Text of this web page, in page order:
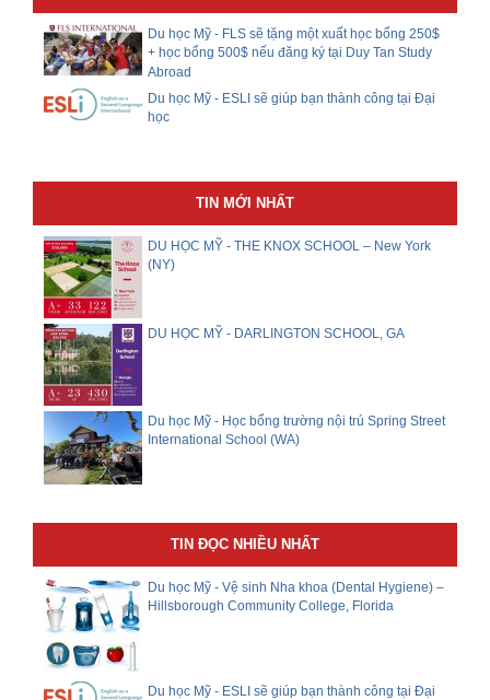
Du học Mỹ - FLS sẽ tặng một xuất học bổng 250$
+ học bổng 500$ nếu đăng ký tại Duy Tan Study
Abroad
Du học Mỹ - ESLI sẽ giúp bạn thành công tại Đại
học
TIN MỚI NHẤT
DU HỌC MỸ - THE KNOX SCHOOL – New York
(NY)
DU HỌC MỸ - DARLINGTON SCHOOL, GA
Du học Mỹ - Học bổng trường nội trú Spring Street
International School (WA)
TIN ĐỌC NHIỀU NHẤT
Du học Mỹ - Vệ sinh Nha khoa (Dental Hygiene) –
Hillsborough Community College, Florida
Du học Mỹ - ESLI sẽ giúp bạn thành công tại Đại